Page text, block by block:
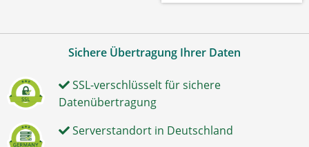
Sichere Übertragung Ihrer Daten
SSL-verschlüsselt für sichere
Datenübertragung
Serverstandort in Deutschland